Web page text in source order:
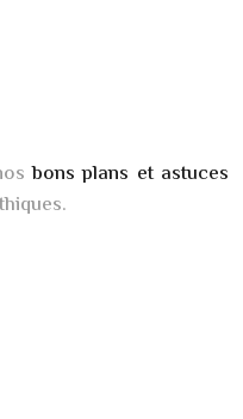
bons plans et astuces